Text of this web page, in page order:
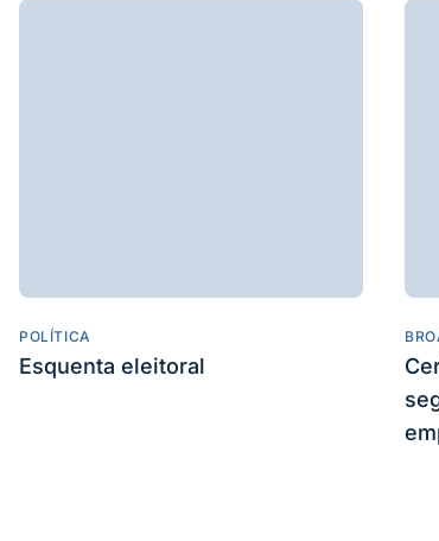
POLÍTICA
Esquenta eleitoral